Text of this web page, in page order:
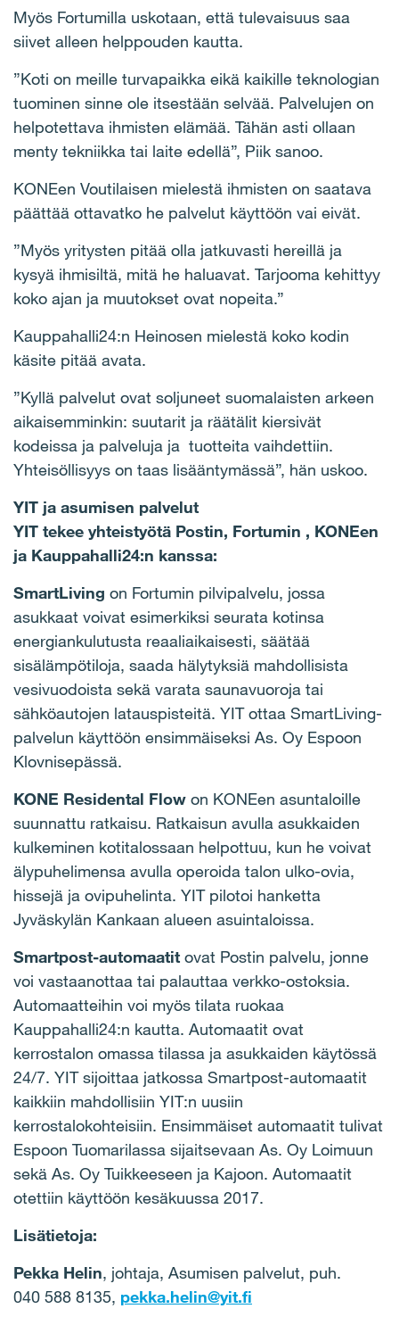
Myös Fortumilla uskotaan, että tulevaisuus saa
siivet alleen helppouden kautta.
”Koti on meille turvapaikka eikä kaikille teknologian
tuominen sinne ole itsestään selvää. Palvelujen on
helpotettava ihmisten elämää. Tähän asti ollaan
menty tekniikka tai laite edellä”, Piik sanoo.
KONEen Voutilaisen mielestä ihmisten on saatava
päättää ottavatko he palvelut käyttöön vai eivät.
”Myös yritysten pitää olla jatkuvasti hereillä ja
kysyä ihmisiltä, mitä he haluavat. Tarjooma kehittyy
koko ajan ja muutokset ovat nopeita.”
Kauppahalli24:n Heinosen mielestä koko kodin
käsite pitää avata.
”Kyllä palvelut ovat soljuneet suomalaisten arkeen
aikaisemminkin: suutarit ja räätälit kiersivät
kodeissa ja palveluja ja tuotteita vaihdettiin.
Yhteisöllisyys on taas lisääntymässä”, hän uskoo.
YIT ja asumisen palvelut
YIT tekee yhteistyötä Postin, Fortumin , KONEen
ja Kauppahalli24:n kanssa:
SmartLiving on Fortumin pilvipalvelu, jossa
asukkaat voivat esimerkiksi seurata kotinsa
energiankulutusta reaaliaikaisesti, säätää
sisälämpötiloja, saada hälytyksiä mahdollisista
vesivuodoista sekä varata saunavuoroja tai
sähköautojen latauspisteitä. YIT ottaa SmartLiving-
palvelun käyttöön ensimmäiseksi As. Oy Espoon
Klovnisepässä.
KONE Residental Flow on KONEen asuntaloille
suunnattu ratkaisu. Ratkaisun avulla asukkaiden
kulkeminen kotitalossaan helpottuu, kun he voivat
älypuhelimensa avulla operoida talon ulko-ovia,
hissejä ja ovipuhelinta. YIT pilotoi hanketta
Jyväskylän Kankaan alueen asuintaloissa.
Smartpost-automaatit ovat Postin palvelu, jonne
voi vastaanottaa tai palauttaa verkko-ostoksia.
Automaatteihin voi myös tilata ruokaa
Kauppahalli24:n kautta. Automaatit ovat
kerrostalon omassa tilassa ja asukkaiden käytössä
24/7. YIT sijoittaa jatkossa Smartpost-automaatit
kaikkiin mahdollisiin YIT:n uusiin
kerrostalokohteisiin. Ensimmäiset automaatit tulivat
Espoon Tuomarilassa sijaitsevaan As. Oy Loimuun
sekä As. Oy Tuikkeeseen ja Kajoon. Automaatit
otettiin käyttöön kesäkuussa 2017.
Lisätietoja:
Pekka Helin, johtaja, Asumisen palvelut, puh.
040 588 8135, pekka.helin@yit.fi